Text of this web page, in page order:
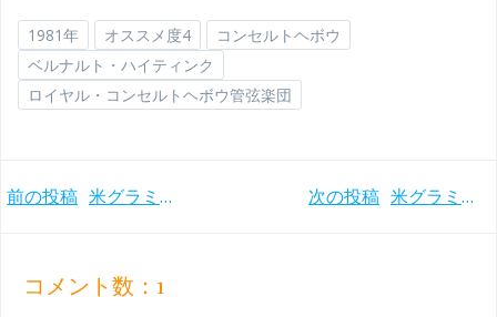
1981年 オススメ度4
コンセルトヘボウ
ベルナルト・ハイティンク
ロイヤル・コンセルトヘボウ管弦楽団
Post
前の投稿 米グラミー賞受賞！どっしりとしたスケールの凶暴さ ショスタコーヴィチ交響曲第4番 ハイティンク／シカゴ響(2008年)
Post次の投稿 米グラミー賞受賞！最晩年のホロヴィッツとジュリーニの奇跡のモーツァルト ピアノ協奏曲第23番(1987年)
コメント数：1